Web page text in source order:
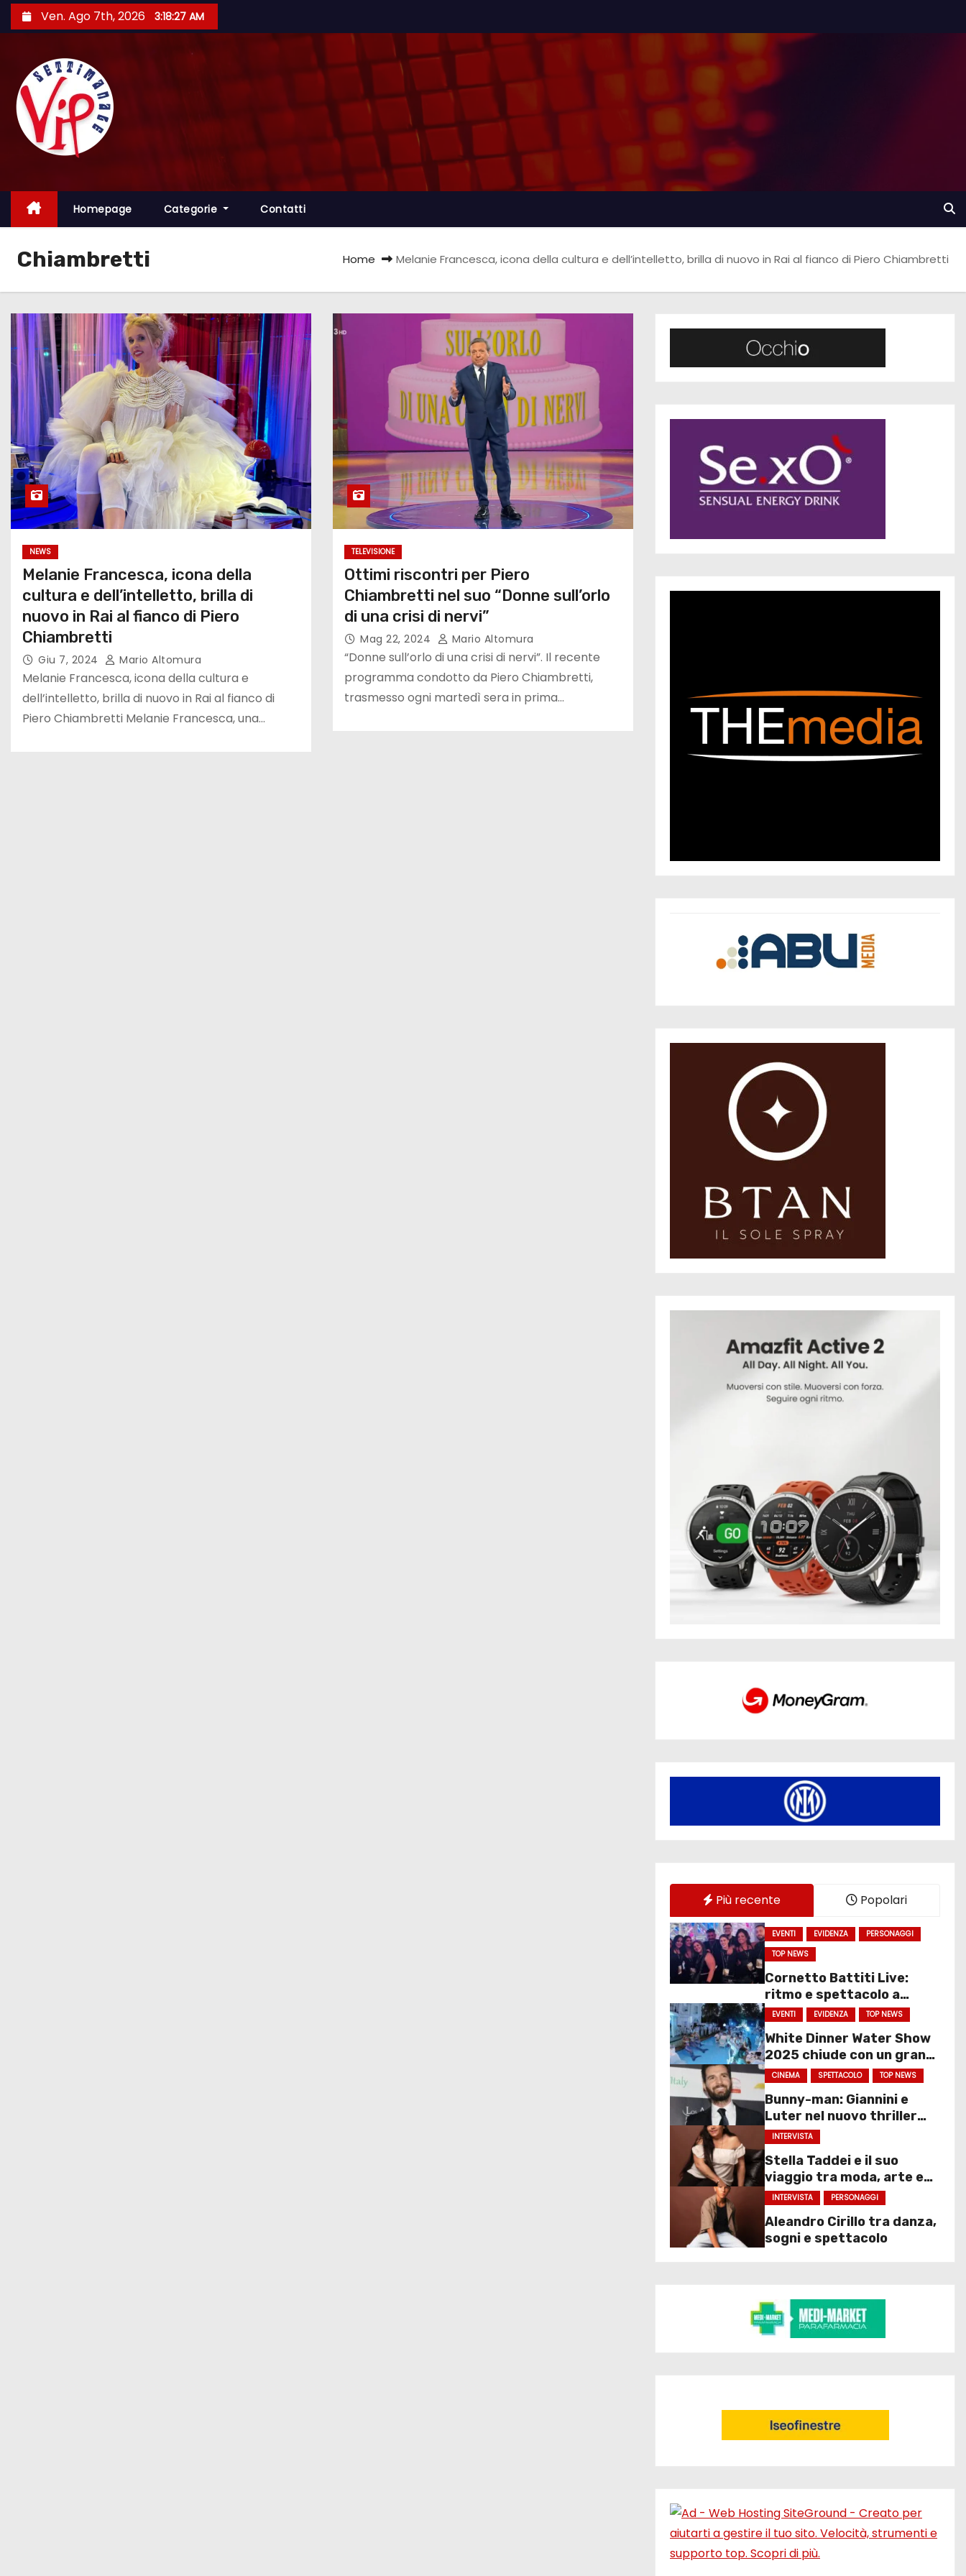
a
n
e
t
Ven. Ago 7th, 2026 3:18:28 AM
Homepage Categorie Contatti
Chiambretti Home Melanie Francesca, icona della cultura e dell’intelletto, brilla di nuovo in Rai al fianco di Piero Chiambretti
NEWS
Melanie Francesca, icona della
cultura e dell’intelletto, brilla di
nuovo in Rai al fianco di Piero
Chiambretti
Giu 7, 2024 Mario Altomura
Melanie Francesca, icona della cultura e
dell’intelletto, brilla di nuovo in Rai al fianco di
Piero Chiambretti Melanie Francesca, una…
TELEVISIONE
Ottimi riscontri per Piero
Chiambretti nel suo “Donne sull’orlo
di una crisi di nervi”
Mag 22, 2024 Mario Altomura
“Donne sull’orlo di una crisi di nervi”. Il recente
programma condotto da Piero Chiambretti,
trasmesso ogni martedì sera in prima…
Più recente Popolari
EVENTI EVIDENZA
PERSONAGGI
TOP NEWS
Cornetto Battiti Live:
ritmo e spettacolo a
Molfetta
EVENTI EVIDENZA TOP NEWS
White Dinner Water Show
2025 chiude con un gran
finale
CINEMA SPETTACOLO TOP NEWS
Bunny-man: Giannini e
Luter nel nuovo thriller
sociale
INTERVISTA
Stella Taddei e il suo
viaggio tra moda, arte e
spettacolo
INTERVISTA PERSONAGGI
Aleandro Cirillo tra danza,
sogni e spettacolo